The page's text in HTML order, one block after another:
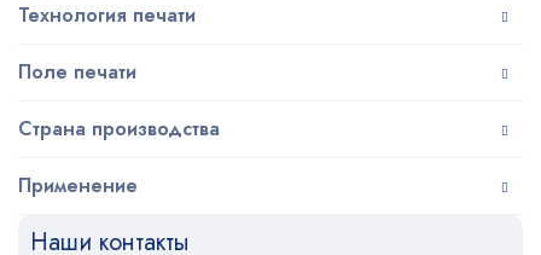
Технология печати
Поле печати
Страна производства
Применение
Наши контакты